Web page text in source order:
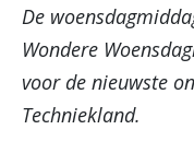
De
Wondere
voor de nieuwste
Techniekland.